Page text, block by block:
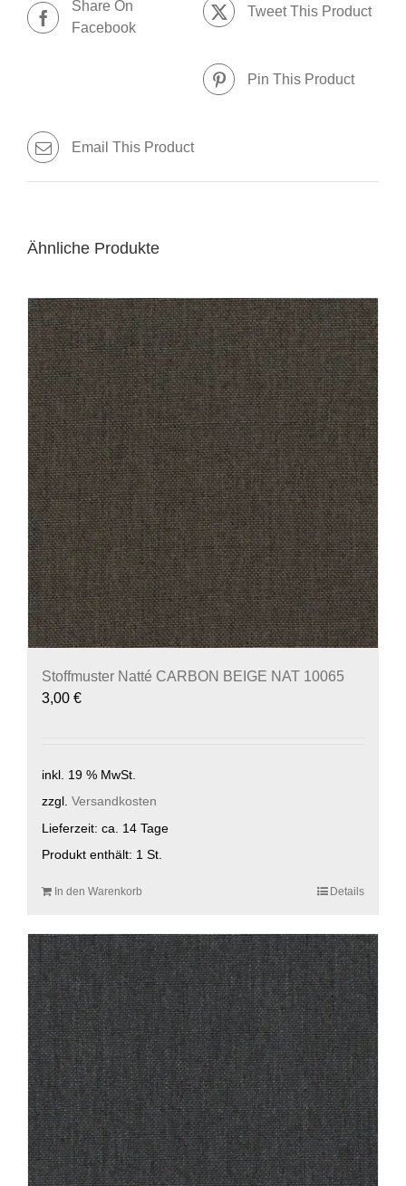
Share On
Facebook
Tweet This Product
Pin This Product
Email This Product
Ähnliche Produkte
Stoffmuster Natté CARBON BEIGE NAT 10065
3,00 €
inkl. 19 % MwSt.
zzgl. Versandkosten
Lieferzeit: ca. 14 Tage
Produkt enthält: 1 St.
In den Warenkorb Details